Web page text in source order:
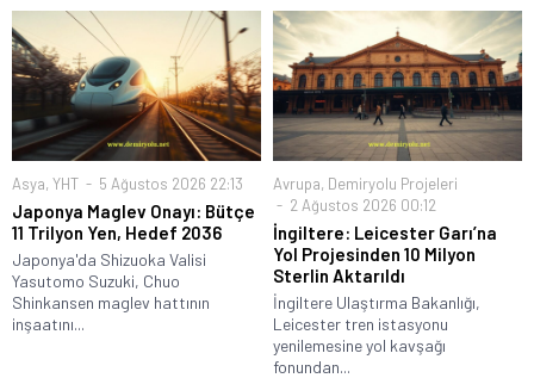
Asya, YHT 5 Ağustos 2026 22:13
Japonya Maglev Onayı: Bütçe
11 Trilyon Yen, Hedef 2036
Japonya'da Shizuoka Valisi
Yasutomo Suzuki, Chuo
Shinkansen maglev hattının
inşaatını...
Avrupa, Demiryolu Projeleri
2 Ağustos 2026 00:12
İngiltere: Leicester Garı’na
Yol Projesinden 10 Milyon
Sterlin Aktarıldı
İngiltere Ulaştırma Bakanlığı,
Leicester tren istasyonu
yenilemesine yol kavşağı
fonundan...